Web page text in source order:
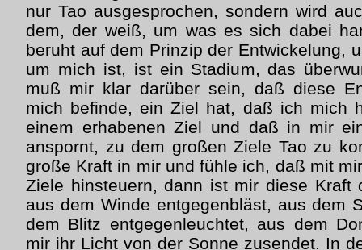
nur Tao ausgesprochen, sondern wird
dem, der weiß, um was es sich dabei
beruht auf dem Prinzip der Entwickelung,
um mich ist, ist ein Stadium, das
muß mir klar darüber sein, daß diese
mich befinde, ein Ziel hat, daß ich mich
einem erhabenen Ziel und daß in mir
anspornt, zu dem großen Ziele Tao zu
große Kraft in mir und fühle ich, daß mit
Ziele hinsteuern, dann ist mir diese Kraft
aus dem Winde entgegenbläst, aus dem
dem Blitz entgegenleuchtet, aus dem
mir ihr Licht von der Sonne zusendet. In